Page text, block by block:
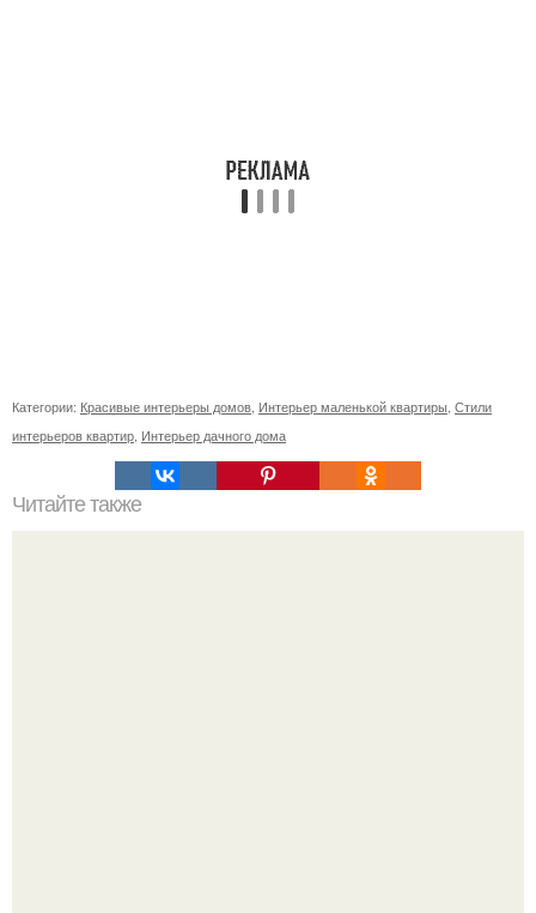
Категории: Красивые интерьеры домов Интерьер маленькой квартиры Стили
интерьеров квартир Интерьер дачного дома
Читайте также